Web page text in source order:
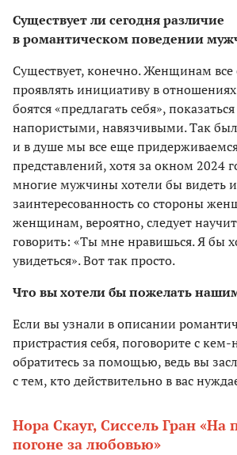
Существует ли сегодня различие
в романтическом поведении
Существует, конечно. Женщинам
проявлять инициативу в
боятся «предлагать себя»,
напористыми, навязчивыми. Так
и в душе мы все еще
представлений, хотя за окном 2024
многие мужчины хотели бы видеть
заинтересованность со стороны
женщинам, вероятно, следует
говорить: «Ты мне нравишься. Я бы
увидеться». Вот так просто.
Что вы хотели бы пожелать
Если вы узнали в описании
пристрастия себя, поговорите с кем-
обратитесь за помощью, ведь вы
с тем, кто действительно в вас
Нора Скауг, Сиссель Гран «На
погоне за любовью»